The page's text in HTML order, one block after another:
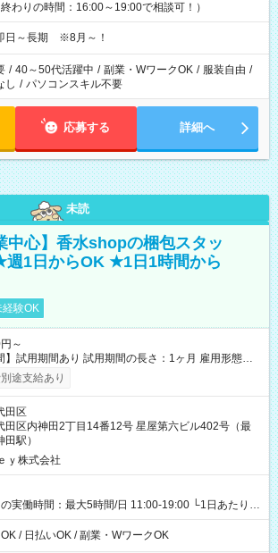
わりの時間：16:00～19:00で相談可！）
日～長期 ※8月～！
/ 40～50代活躍中 / 副業・WワークOK / 服装自由 /
し / パソコンスキル不要
応募する 詳細へ
未読
中心】香水shopの梱包スタッ
1日からOK ★1日1時間から
経験OK
～
】試用期間あり 試用期間の長さ：1ヶ月 雇用形態、
用時と同じです。
途支給あり
田区
田区内神田2丁目14番12号 星屋第六ビル402号（最
駅）
ｙ株式会社
実働時間：最大5時間/日 11:00-19:00 └1日あたりの
1-5時間 └上記の時間帯内であれば、いつでも勤務可
土曜日の中で、お好きな曜日でご勤務いただけま
/ 日払いOK / 副業・WワークOK